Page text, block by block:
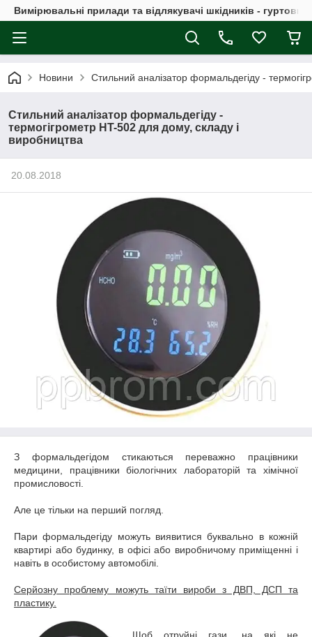
Вимірювальні прилади та відлякувачі шкідників -
Новини Стильний аналізатор формальдегіду -
Стильний аналізатор формальдегіду -
термогігрометр HT-502 для дому, складу і
виробництва
20.08.2018
З формальдегідом стикаються переважно працівники
медицини, працівники біологічних лабораторій та хімічної
промисловості.
Але це тільки на перший погляд.
Пари формальдегіду можуть виявитися буквально в кожній
квартирі або будинку, в офісі або виробничому приміщенні і
навіть в особистому автомобілі.
Серйозну проблему можуть таїти вироби з ДВП, ДСП та
пластику.